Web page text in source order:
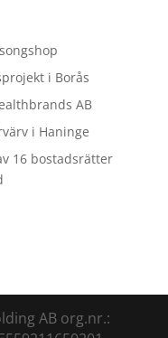
i Borås
AB
i Haninge
16 bostadsrätter
AB org.nr.: